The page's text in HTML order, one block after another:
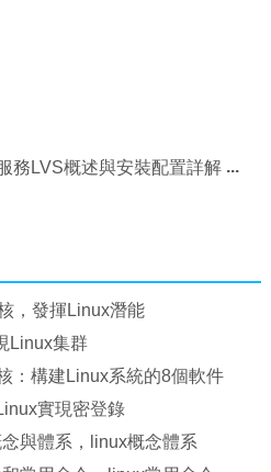
務LVS概述與安裝配置詳解
，發揮Linux潛能
Linux集群
：構建Linux系統的8個軟件
實現密登錄
與體系，linux概念體系